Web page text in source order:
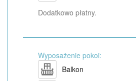
Dodatkowo płatny.
Wyposażenie pokoi:
Balkon